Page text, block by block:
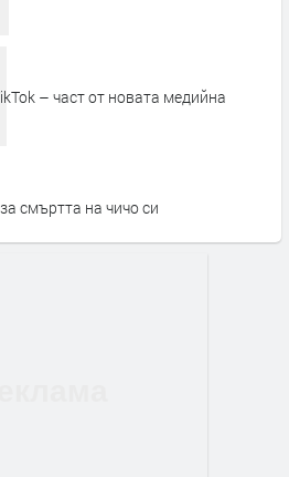
– част от новата медийна
смъртта на чичо си